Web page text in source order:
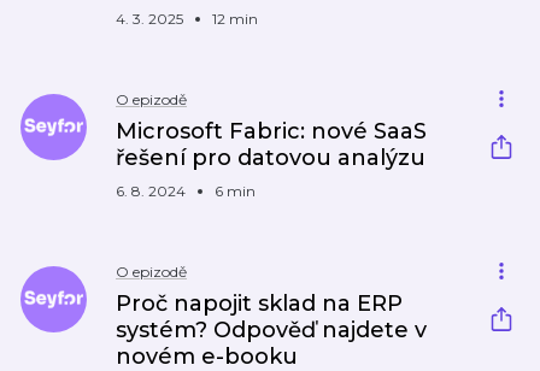
4. 3. 2025 12 min
O epizodě
Microsoft Fabric: nové SaaS
řešení pro datovou analýzu
6. 8. 2024 6 min
O epizodě
Proč napojit sklad na ERP
systém? Odpověď najdete v
novém e-booku